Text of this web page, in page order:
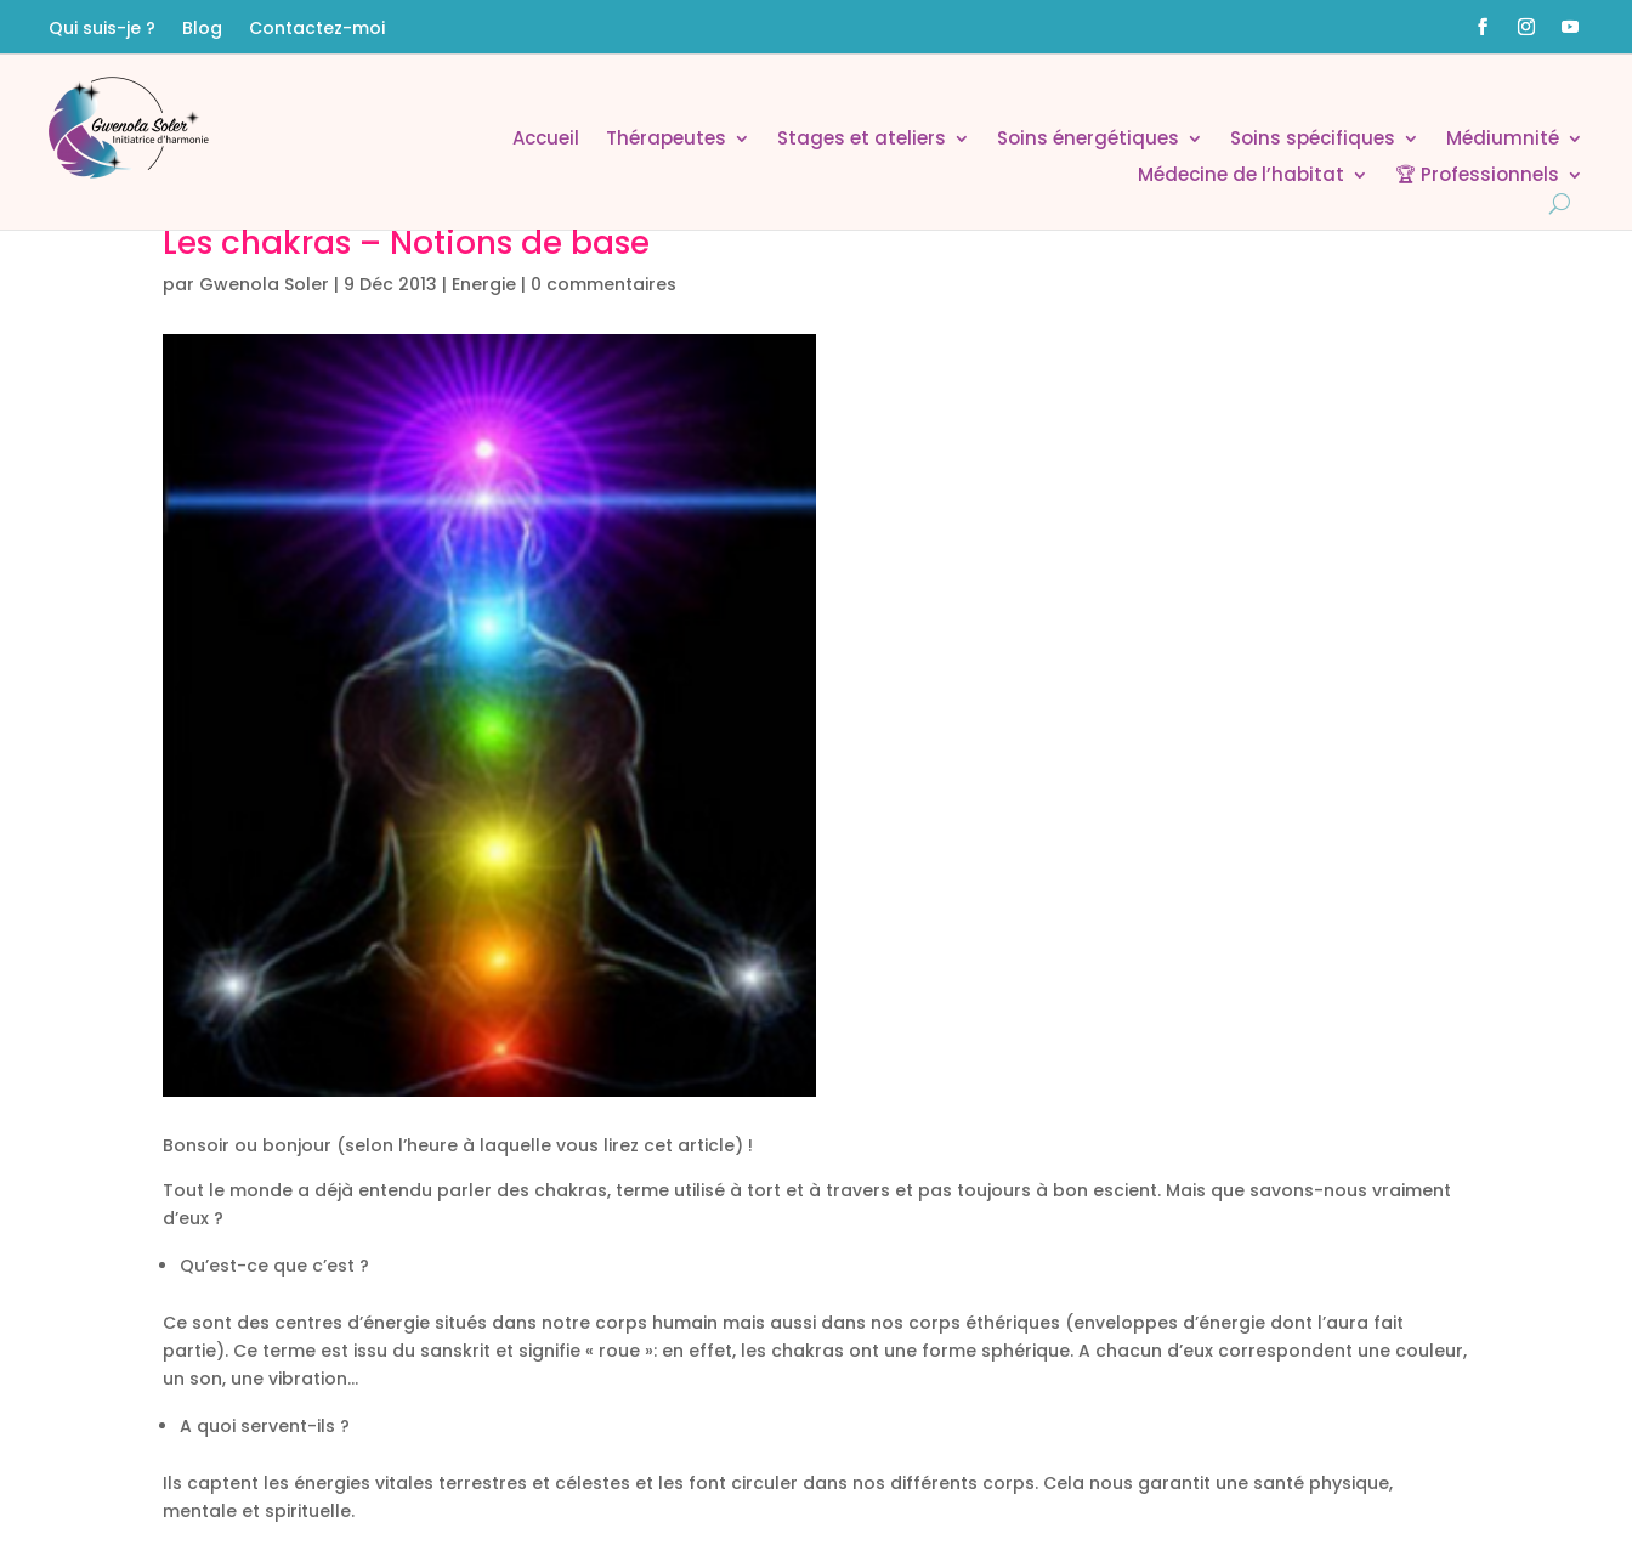
Qui suis-je ? Blog Contactez-moi
Accueil Thérapeutes Stages et ateliers Soins énergétiques Soins spécifiques
Médiumnité
Médecine de l’habitat
🏆 Professionnels
Les chakras – Notions de base
par Gwenola Soler | 9 Déc 2013 | Energie | 0 commentaires
Bonsoir ou bonjour (selon l’heure à laquelle vous lirez cet article) !
Tout le monde a déjà entendu parler des chakras, terme utilisé à tort et à travers et pas toujours à bon escient. Mais que savons-nous vraiment
d’eux ?
Qu’est-ce que c’est ?
Ce sont des centres d’énergie situés dans notre corps humain mais aussi dans nos corps éthériques (enveloppes d’énergie dont l’aura fait
partie). Ce terme est issu du sanskrit et signifie « roue »: en effet, les chakras ont une forme sphérique. A chacun d’eux correspondent une couleur,
un son, une vibration…
A quoi servent-ils ?
Ils captent les énergies vitales terrestres et célestes et les font circuler dans nos différents corps. Cela nous garantit une santé physique,
mentale et spirituelle.